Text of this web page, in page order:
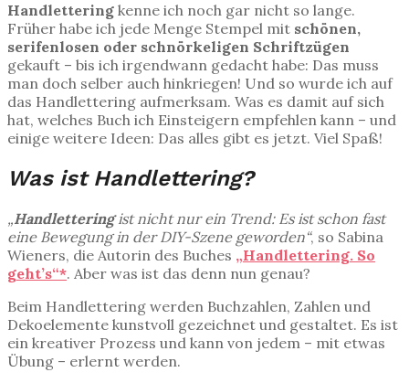
Handlettering kenne ich noch gar nicht so lange.
Früher habe ich jede Menge Stempel mit schönen,
serifenlosen oder schnörkeligen Schriftzügen
gekauft – bis ich irgendwann gedacht habe: Das muss
man doch selber auch hinkriegen! Und so wurde ich auf
das Handlettering aufmerksam. Was es damit auf sich
hat, welches Buch ich Einsteigern empfehlen kann – und
einige weitere Ideen: Das alles gibt es jetzt. Viel Spaß!
Was ist Handlettering?
„Handletteringist nicht nur ein Trend: Es ist schon fast
eine Bewegung in der DIY-Szene geworden“, so Sabina
Wieners, die Autorin des Buches „Handlettering. So
geht’s“*. Aber was ist das denn nun genau?
Beim Handlettering werden Buchzahlen, Zahlen und
Dekoelemente kunstvoll gezeichnet und gestaltet. Es ist
ein kreativer Prozess und kann von jedem – mit etwas
Übung – erlernt werden.